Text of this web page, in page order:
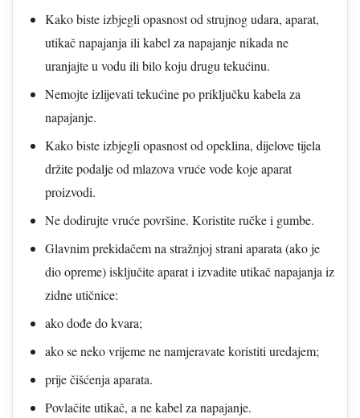
Kako biste izbjegli opasnost od strujnog udara, aparat,
utikač napajanja ili kabel za napajanje nikada ne
uranjajte u vodu ili bilo koju drugu tekućinu.
Nemojte izlijevati tekućine po priključku kabela za
napajanje.
Kako biste izbjegli opasnost od opeklina, dijelove tijela
držite podalje od mlazova vruće vode koje aparat
proizvodi.
Ne dodirujte vruće površine. Koristite ručke i gumbe.
Glavnim prekidačem na stražnjoj strani aparata (ako je
dio opreme) isključite aparat i izvadite utikač napajanja iz
zidne utičnice:
ako dođe do kvara;
ako se neko vrijeme ne namjeravate koristiti uredajem;
prije čišćenja aparata.
Povlačite utikač, a ne kabel za napajanje.